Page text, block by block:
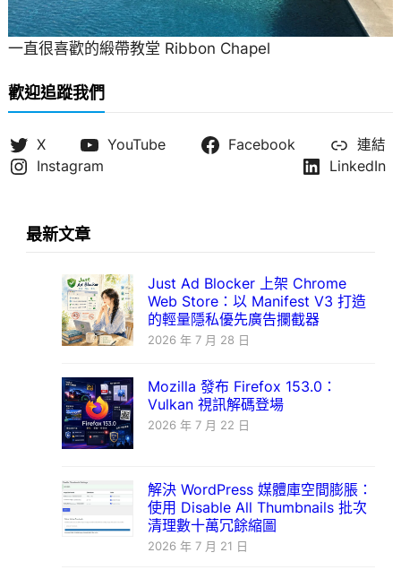
一直很喜歡的緞帶教堂 Ribbon Chapel
歡迎追蹤我們
X YouTube Facebook
連結
Instagram
LinkedIn
最新文章
Just Ad Blocker 上架 Chrome
Web Store：以 Manifest V3 打造
的輕量隱私優先廣告攔截器
2026 年 7 月 28 日
Mozilla 發布 Firefox 153.0：
Vulkan 視訊解碼登場
2026 年 7 月 22 日
解決 WordPress 媒體庫空間膨脹：
使用 Disable All Thumbnails 批次
清理數十萬冗餘縮圖
2026 年 7 月 21 日